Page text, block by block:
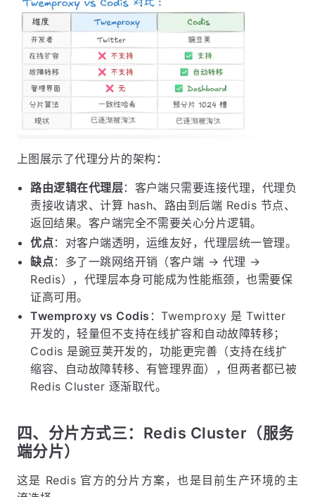
上图展示了代理分片的架构：
路由逻辑在代理层：客户端只需要连接代理，代理负
责接收请求、计算 hash、路由到后端 Redis 节点、
返回结果。客户端完全不需要关心分片逻辑。
优点：对客户端透明，运维友好，代理层统一管理。
缺点：多了一跳网络开销（客户端 → 代理 →
Redis），代理层本身可能成为性能瓶颈，也需要保
证高可用。
Twemproxy vs Codis ：Twemproxy 是 Twitter
开发的，轻量但不支持在线扩容和自动故障转移；
Codis 是豌豆荚开发的，功能更完善（支持在线扩
缩容、自动故障转移、有管理界面），但两者都已被
Redis Cluster 逐渐取代。
四、分片方式三：Redis Cluster（服务
端分片）
这是 Redis 官方的分片方案，也是目前生产环境的主